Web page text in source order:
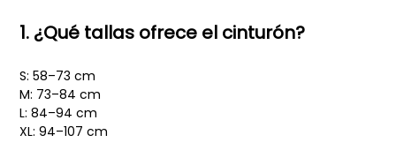
1. ¿Qué tallas ofrece el cinturón?
S: 58–73 cm
M: 73–84 cm
L: 84–94 cm
XL: 94–107 cm